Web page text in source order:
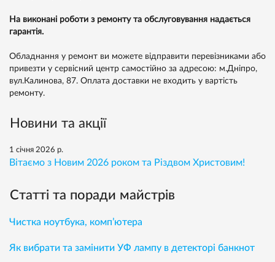
На виконані роботи з ремонту та обслуговування надається
гарантія.
Обладнання у ремонт ви можете відправити перевізниками або
привезти у сервісний центр самостійно за адресою: м.Дніпро,
вул.Калинова, 87. Оплата доставки не входить у вартість
ремонту.
Новини та акції
1 січня 2026 р.
Вітаємо з Новим 2026 роком та Різдвом Христовим!
Статті та поради майстрів
Чистка ноутбука, комп’ютера
Як вибрати та замінити УФ лампу в детекторі банкнот